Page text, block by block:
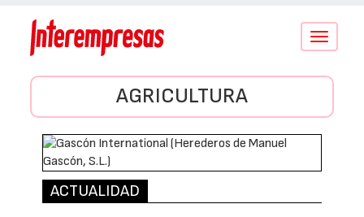
Conmutar
AGRICULTURA
ACTUALIDAD